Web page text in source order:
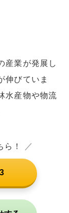
産業が発展し
伸びていま
水産物や物流
！ ／